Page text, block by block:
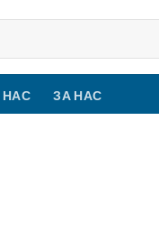
НАС ЗА НАС